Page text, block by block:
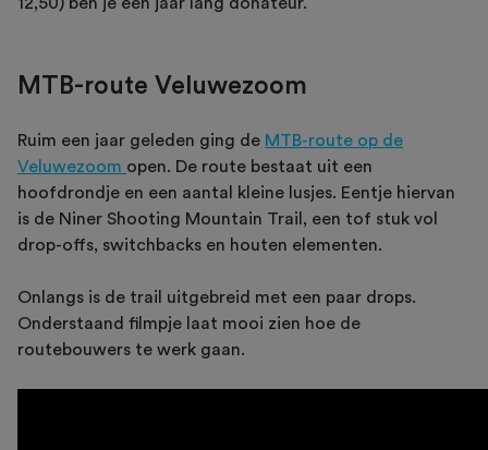
MTB-route Veluwezoom
Ruim een jaar geleden ging de MTB-route op de
Veluwezoom open. De route bestaat uit een
hoofdrondje en een aantal kleine lusjes. Eentje hiervan
is de Niner Shooting Mountain Trail, een tof stuk vol
drop-offs, switchbacks en houten elementen.
Onlangs is de trail uitgebreid met een paar drops.
Onderstaand filmpje laat mooi zien hoe de
routebouwers te werk gaan.